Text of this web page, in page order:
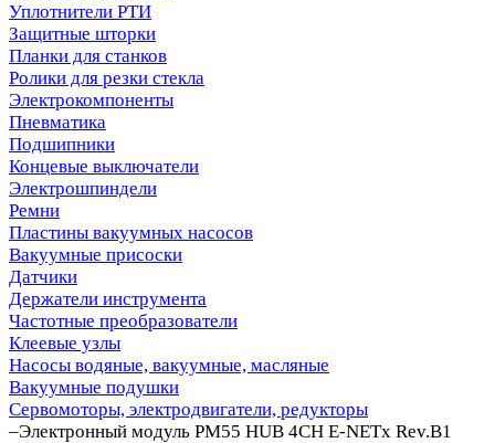
Уплотнители РТИ
Защитные шторки
Планки для станков
Ролики для резки стекла
Электрокомпоненты
Пневматика
Подшипники
Концевые выключатели
Электрошпиндели
Ремни
Пластины вакуумных насосов
Вакуумные присоски
Датчики
Держатели инструмента
Частотные преобразователи
Клеевые узлы
Насосы водяные, вакуумные, масляные
Вакуумные подушки
Сервомоторы, электродвигатели, редукторы
–Электронный модуль PM55 HUB 4CH E-NETx Rev.B1